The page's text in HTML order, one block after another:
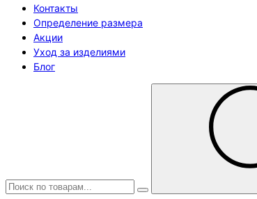
Контакты
Определение размера
Акции
Уход за изделиями
Блог